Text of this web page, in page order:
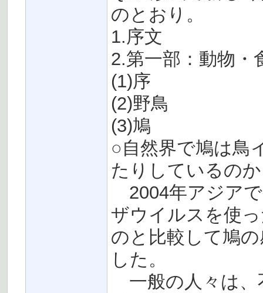
のとおり。
1.序文
2.第一部：動物・
(1)序
(2)野鳥
(3)鳩
○自然界で鳩は鳥
たりしているの
2004年アジア
ザウイルスを使
のと比較して鳩
した。
一般の人々は、